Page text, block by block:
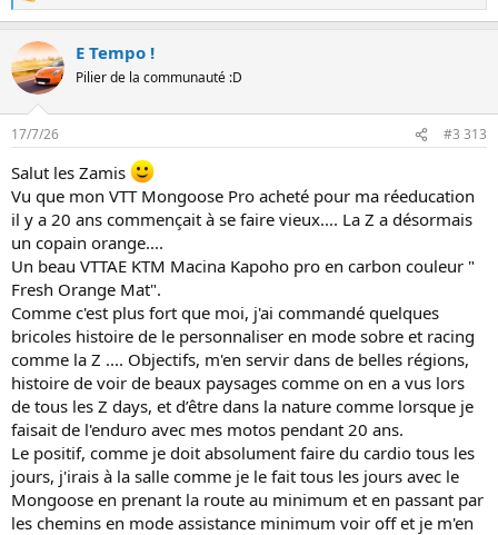
e
r
é
a
i
n
s
E Tempo !
Pilier de la communauté :D
17/7/26 #3 313
Salut les Zamis
Vu que mon VTT Mongoose Pro acheté pour ma réeducation
il y a 20 ans commençait à se faire vieux.... La Z a désormais
un copain orange....
Un beau VTTAE KTM Macina Kapoho pro en carbon couleur "
Fresh Orange Mat".
Comme c'est plus fort que moi, j'ai commandé quelques
bricoles histoire de le personnaliser en mode sobre et racing
comme la Z .... Objectifs, m'en servir dans de belles régions,
histoire de voir de beaux paysages comme on en a vus lors
de tous les Z days, et d’être dans la nature comme lorsque je
faisait de l'enduro avec mes motos pendant 20 ans.
Le positif, comme je doit absolument faire du cardio tous les
jours, j'irais à la salle comme je le fait tous les jours avec le
Mongoose en prenant la route au minimum et en passant par
les chemins en mode assistance minimum voir off et je m'en